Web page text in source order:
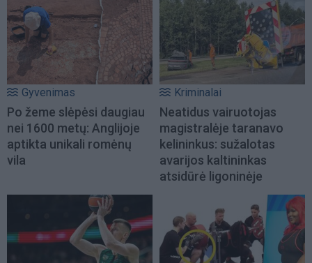
Gyvenimas
Po žeme slėpėsi daugiau
nei 1600 metų: Anglijoje
aptikta unikali romėnų
vila
Kriminalai
Neatidus vairuotojas
magistralėje taranavo
kelininkus: sužalotas
avarijos kaltininkas
atsidūrė ligoninėje